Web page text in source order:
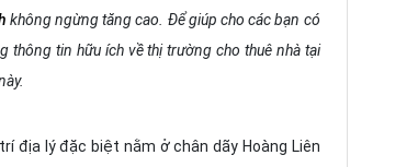
không ngừng tăng cao. Để giúp cho các bạn có
thông tin hữu ích về thị trường cho thuê nhà tại
địa lý đặc biệt nằm ở chân dãy Hoàng Liên